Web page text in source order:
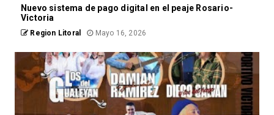
Nuevo sistema de pago digital en el peaje Rosario-
Victoria
Region Litoral Mayo 16, 2026